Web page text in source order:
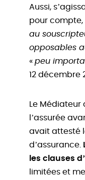
Aussi,
pour compte,
au
opposables
« peu
12 décembre
Le
l’assurée
avait attesté
d’assurance.
les clauses
limitées et